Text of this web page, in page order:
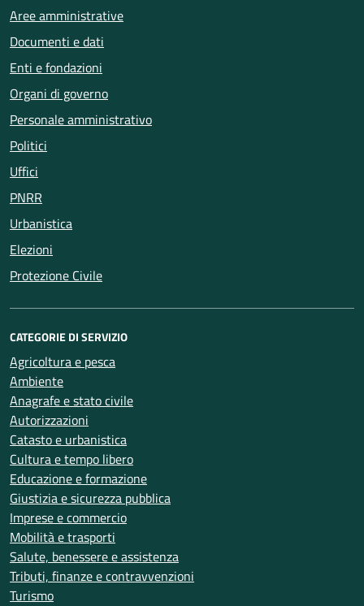
Aree amministrative
Documenti e dati
Enti e fondazioni
Organi di governo
Personale amministrativo
Politici
Uffici
PNRR
Urbanistica
Elezioni
Protezione Civile
CATEGORIE DI SERVIZIO
Agricoltura e pesca
Ambiente
Anagrafe e stato civile
Autorizzazioni
Catasto e urbanistica
Cultura e tempo libero
Educazione e formazione
Giustizia e sicurezza pubblica
Imprese e commercio
Mobilità e trasporti
Salute, benessere e assistenza
Tributi, finanze e contravvenzioni
Turismo